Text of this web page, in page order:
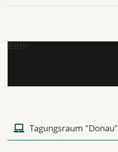
Error
Tagungsraum "Donau"